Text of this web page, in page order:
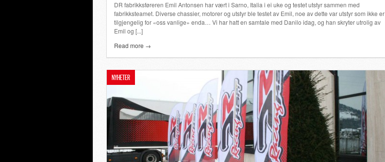
DR fabrikksføreren Emil Antonsen har vært i Sarno, Italia i ei uke og testet utstyr sammen med
fabrikksteamet. Diverse chassier, motorer og utstyr ble testet av Emil, noe av dette var utstyr som ikke er
tilgjengelig for «oss vanlige» enda… Vi har hatt en samtale med Danilo idag, og han skryter utrolig av
Emil og [...]
Read more →
NYHETER